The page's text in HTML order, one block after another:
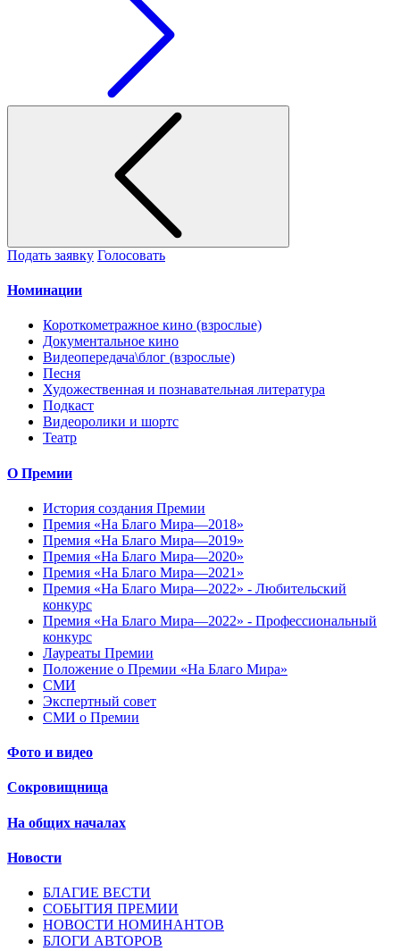
Подать заявку Голосовать
Номинации
Короткометражное кино (взрослые)
Документальное кино
Видеопередача\блог (взрослые)
Песня
Художественная и познавательная литература
Подкаст
Видеоролики и шортс
Театр
О Премии
История создания Премии
Премия «На Благо Мира—2018»
Премия «На Благо Мира—2019»
Премия «На Благо Мира—2020»
Премия «На Благо Мира—2021»
Премия «На Благо Мира—2022» - Любительский
конкурс
Премия «На Благо Мира—2022» - Профессиональный
конкурс
Лауреаты Премии
Положение о Премии «На Благо Мира»
СМИ
Экспертный совет
СМИ о Премии
Фото и видео
Сокровищница
На общих началах
Новости
БЛАГИЕ ВЕСТИ
СОБЫТИЯ ПРЕМИИ
НОВОСТИ НОМИНАНТОВ
БЛОГИ АВТОРОВ